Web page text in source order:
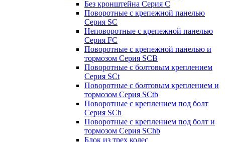
Без кронштейна Серия С
Поворотные с крепежной панелью
Серия SC
Неповоротные с крепежной панелью
Серия FC
Поворотные с крепежной панелью и
тормозом Серия SCB
Поворотные с болтовым креплением
Серия SCt
Поворотные с болтовым креплением и
тормозом Серия SCtb
Поворотные с креплением под болт
Серия SCh
Поворотные с креплением под болт и
тормозом Серия SChb
Блок из трех колес